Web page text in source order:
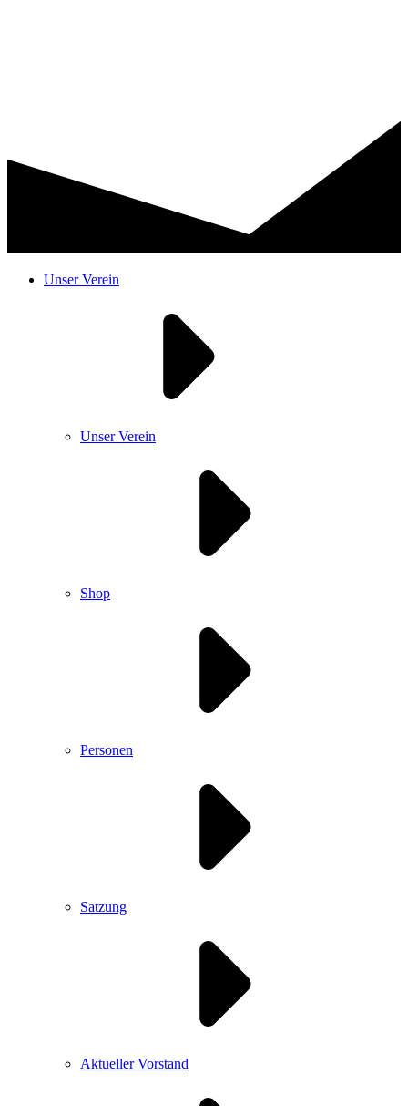
Unser Verein
Unser Verein
Shop
Personen
Satzung
Aktueller Vorstand